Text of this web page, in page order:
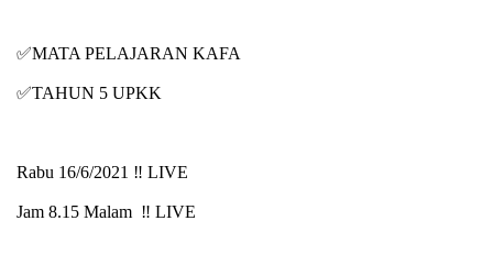
✅MATA PELAJARAN KAFA
✅TAHUN 5 UPKK
Rabu 16/6/2021 ‼️ LIVE
Jam 8.15 Malam ‼️ LIVE